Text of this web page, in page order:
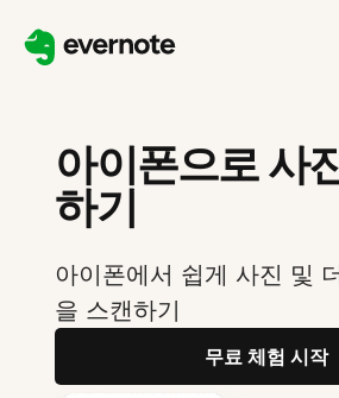
아이폰으로 사
하기
아이폰에서 쉽게 사진 및
을 스캔하기
무료 체험 시작